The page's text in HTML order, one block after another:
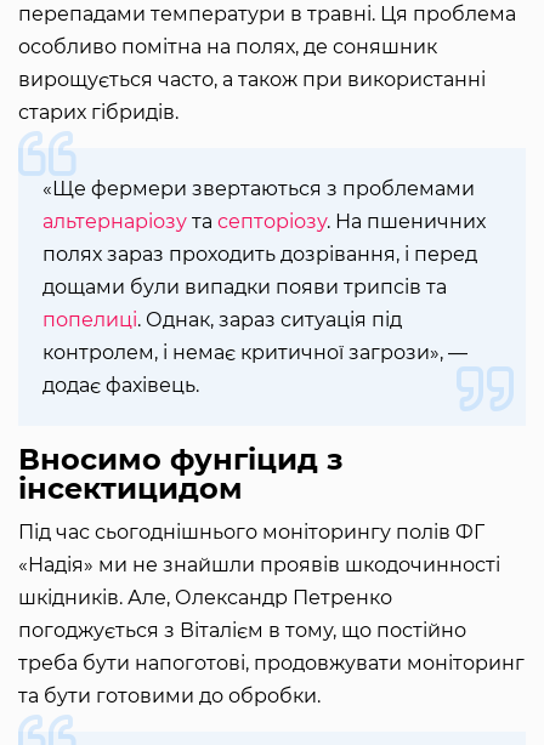
перепадами температури в травні. Ця проблема
особливо помітна на полях, де соняшник
вирощується часто, а також при використанні
старих гібридів.
«Ще фермери звертаються з проблемами
альтернаріозу та септоріозу. На пшеничних
полях зараз проходить дозрівання, і перед
дощами були випадки появи трипсів та
попелиці. Однак, зараз ситуація під
контролем, і немає критичної загрози», —
додає фахівець.
Вносимо фунгіцид з
інсектицидом
Під час сьогоднішнього моніторингу полів ФГ
«Надія» ми не знайшли проявів шкодочинності
шкідників. Але, Олександр Петренко
погоджується з Віталієм в тому, що постійно
треба бути напоготові, продовжувати моніторинг
та бути готовими до обробки.